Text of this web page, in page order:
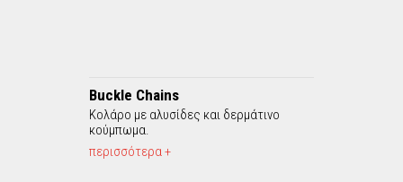
Buckle Chains
Κολάρο με αλυσίδες και δερμάτινο
κούμπωμα.
περισσότερα +